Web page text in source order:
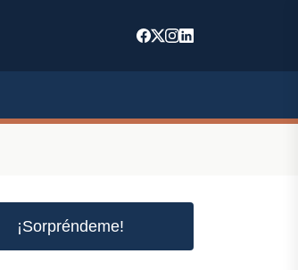
¡Sorpréndeme!